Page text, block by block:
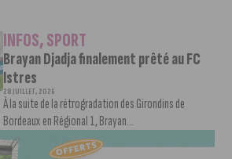
INFOS,SPORT
Brayan Djadja finalement prêté au FC
Istres
28 JUILLET, 2026
À la suite de la rétrogradation des Girondins de
Bordeaux en Régional 1, Brayan...